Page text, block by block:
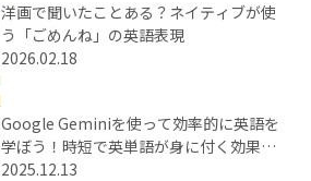
洋画で聞いたことある？ネイティブが使
う「ごめんね」の英語表現
2026.02.18
Google Geminiを使って効率的に英語を
学ぼう！時短で英単語が身に付く効果的
な学習法とは？
2025.12.13